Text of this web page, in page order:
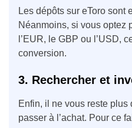
Les dépôts sur eToro sont
Néanmoins, si vous optez
l’EUR, le GBP ou l’USD,
conversion.
3. Rechercher et
Enfin, il ne vous reste plus
passer à l’achat. Pour ce